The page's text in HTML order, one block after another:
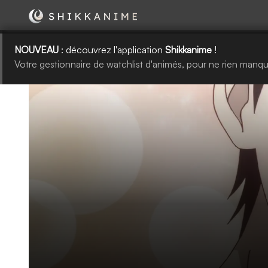
NOUVEAU : découvrez l'application Shikkanime !
Votre gestionnaire de watchlist d'animés, pour ne rien